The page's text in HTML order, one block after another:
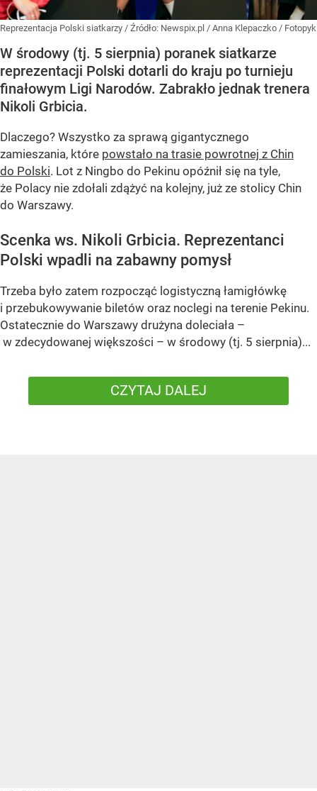
Reprezentacja Polski siatkarzy / Źródło: Newspix.pl / Anna Klepaczko / Fotopyk
W środowy (tj. 5 sierpnia) poranek siatkarze
reprezentacji Polski dotarli do kraju po turnieju
finałowym Ligi Narodów. Zabrakło jednak trenera
Nikoli Grbicia.
Dlaczego? Wszystko za sprawą gigantycznego
zamieszania, które powstało na trasie powrotnej z Chin
do Polski. Lot z Ningbo do Pekinu opóźnił się na tyle,
że Polacy nie zdołali zdążyć na kolejny, już ze stolicy Chin
do Warszawy.
Scenka ws. Nikoli Grbicia. Reprezentanci
Polski wpadli na zabawny pomysł
Trzeba było zatem rozpocząć logistyczną łamigłówkę
i przebukowywanie biletów oraz noclegi na terenie Pekinu.
Ostatecznie do Warszawy drużyna doleciała –
w zdecydowanej większości – w środowy (tj. 5 sierpnia)...
CZYTAJ DALEJ